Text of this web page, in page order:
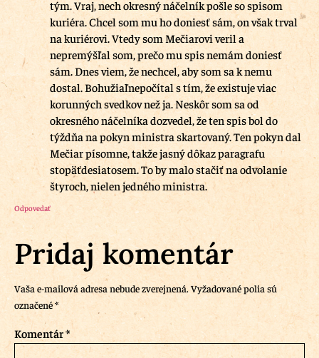
tým. Vraj, nech okresný náčelník pošle so spisom
kuriéra. Chcel som mu ho doniesť sám, on však trval
na kuriérovi. Vtedy som Mečiarovi veril a
nepremýšľal som, prečo mu spis nemám doniesť
sám. Dnes viem, že nechcel, aby som sa k nemu
dostal. Bohužiaľnepočítal s tím, že existuje viac
korunných svedkov než ja. Neskôr som sa od
okresného náčelníka dozvedel, že ten spis bol do
týždňa na pokyn ministra skartovaný. Ten pokyn dal
Mečiar písomne, takže jasný dôkaz paragrafu
stopäťdesiatosem. To by malo stačiť na odvolanie
štyroch, nielen jedného ministra.
Odpovedať
Pridaj komentár
Vaša e-mailová adresa nebude zverejnená.Vyžadované polia sú
označené*
Komentár*